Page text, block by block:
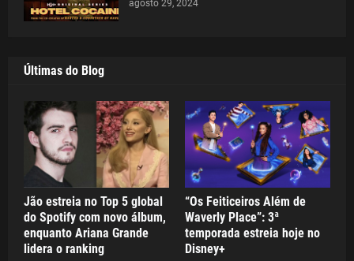
agosto 29, 2024
Últimas do Blog
Jão estreia no Top 5 global
do Spotify com novo álbum,
enquanto Ariana Grande
lidera o ranking
“Os Feiticeiros Além de
Waverly Place”: 3ª
temporada estreia hoje no
Disney+